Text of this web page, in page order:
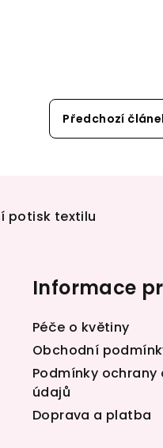
Předchozí
potisk textilu
Informace
Péče o květiny
Obchodní
Podmínky ochrany
údajů
Doprava a platba